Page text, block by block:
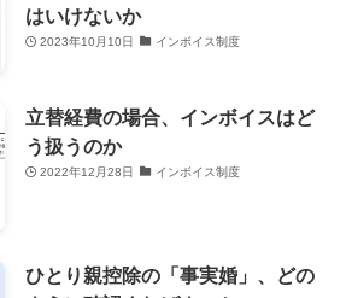
はいけないか
2023年10月10日 インボイス制度
立替経費の場合、インボイスはど
う扱うのか
2022年12月28日 インボイス制度
ひとり親控除の「事実婚」、どの